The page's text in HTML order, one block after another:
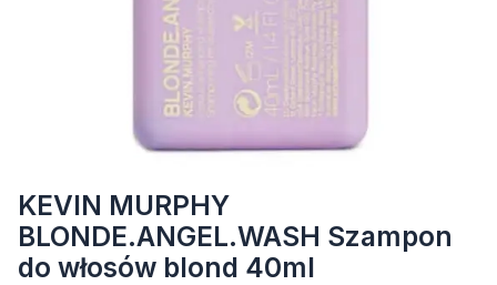
KEVIN MURPHY
BLONDE.ANGEL.WASH Szampon
do włosów blond 40ml